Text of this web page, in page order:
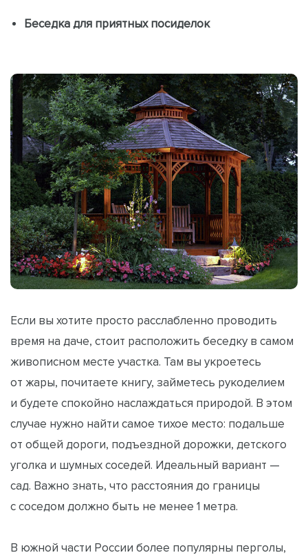
Беседка для приятных посиделок
Если вы хотите просто расслабленно проводить
время на даче, стоит расположить беседку в самом
живописном месте участка. Там вы укроетесь
от жары, почитаете книгу, займетесь рукоделием
и будете спокойно наслаждаться природой. В этом
случае нужно найти самое тихое место: подальше
от общей дороги, подъездной дорожки, детского
уголка и шумных соседей. Идеальный вариант —
сад. Важно знать, что расстояния до границы
с соседом должно быть не менее 1 метра.
В южной части России более популярны перголы,